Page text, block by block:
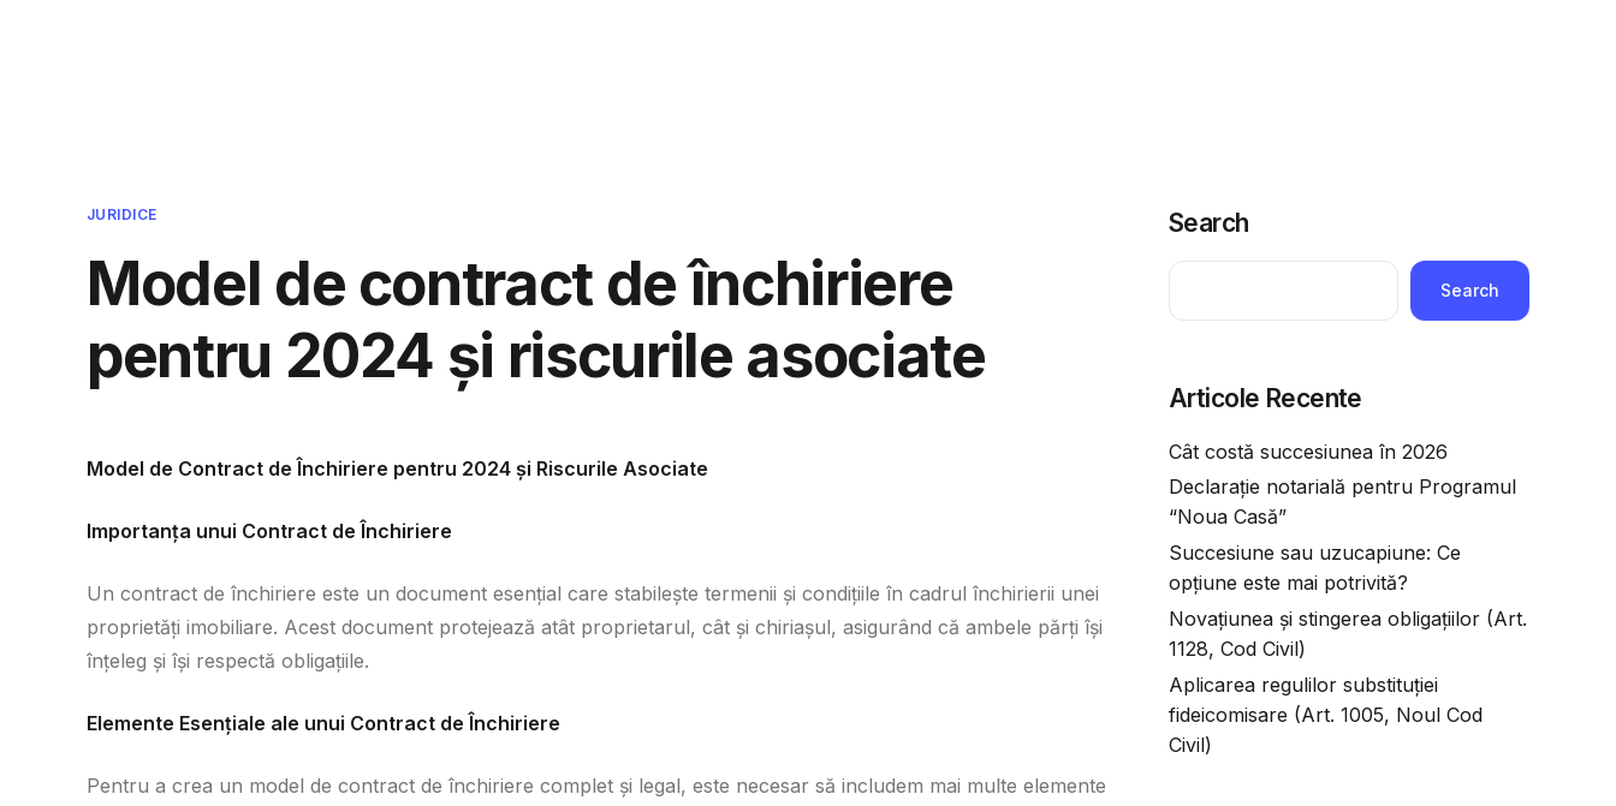
JURIDICE
Model de contract de închiriere
pentru 2024 și riscurile asociate
Model de Contract de Închiriere pentru 2024 și Riscurile Asociate
Importanța unui Contract de Închiriere
Un contract de închiriere este un document esențial care stabilește termenii și condițiile în cadrul închirierii unei
proprietăți imobiliare. Acest document protejează atât proprietarul, cât și chiriașul, asigurând că ambele părți își
înțeleg și își respectă obligațiile.
Elemente Esențiale ale unui Contract de Închiriere
Pentru a crea un model de contract de închiriere complet și legal, este necesar să includem mai multe elemente
Search
Search
Articole Recente
Cât costă succesiunea în 2026
Declarație notarială pentru Programul
“Noua Casă”
Succesiune sau uzucapiune: Ce
opțiune este mai potrivită?
Novațiunea și stingerea obligațiilor (Art.
1128, Cod Civil)
Aplicarea regulilor substituției
fideicomisare (Art. 1005, Noul Cod
Civil)